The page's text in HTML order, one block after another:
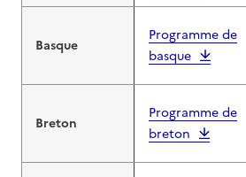
Basque
Programme de
basque
Breton
Programme de
breton